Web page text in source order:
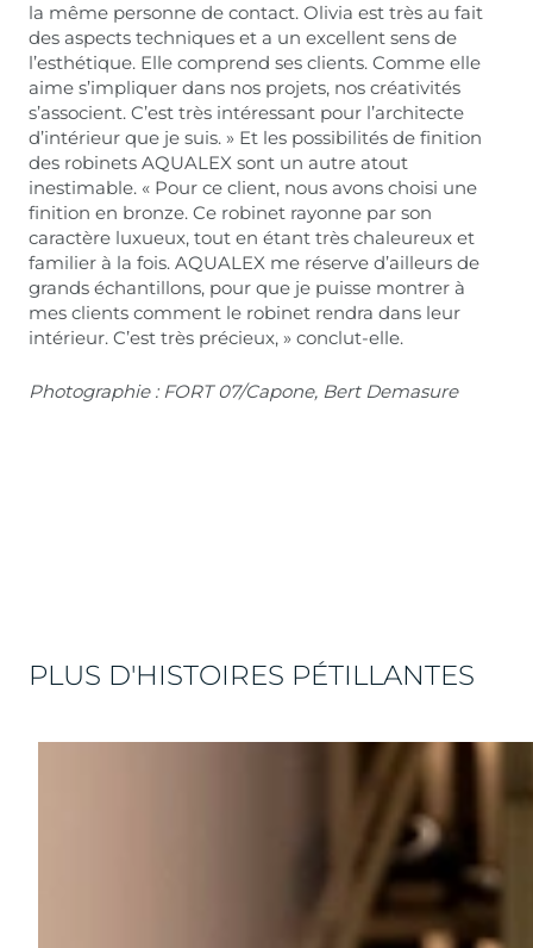
la même personne de contact. Olivia est très au fait
des aspects techniques et a un excellent sens de
l’esthétique. Elle comprend ses clients. Comme elle
aime s’impliquer dans nos projets, nos créativités
s’associent. C’est très intéressant pour l’architecte
d’intérieur que je suis. » Et les possibilités de finition
des robinets AQUALEX sont un autre atout
inestimable. « Pour ce client, nous avons choisi une
finition en bronze. Ce robinet rayonne par son
caractère luxueux, tout en étant très chaleureux et
familier à la fois. AQUALEX me réserve d’ailleurs de
grands échantillons, pour que je puisse montrer à
mes clients comment le robinet rendra dans leur
intérieur. C’est très précieux, » conclut-elle.
Photographie : FORT 07/Capone, Bert Demasure
PLUS D'HISTOIRES PÉTILLANTES